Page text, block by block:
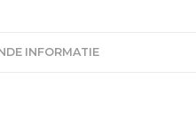
INFORMATIE